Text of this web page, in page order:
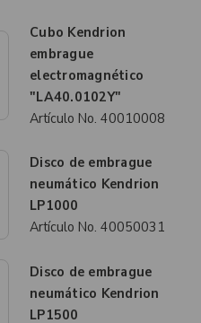
Cubo Kendrion
embrague
electromagnético
"LA40.0102Y"
Artículo No. 40010008
Disco de embrague
neumático Kendrion
LP1000
Artículo No. 40050031
Disco de embrague
neumático Kendrion
LP1500